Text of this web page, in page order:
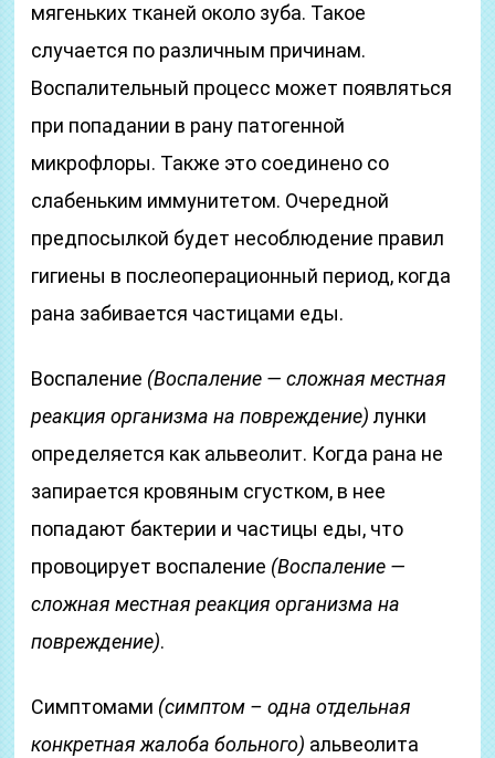
мягеньких тканей около зуба. Такое
случается по различным причинам.
Воспалительный процесс может появляться
при попадании в рану патогенной
микрофлоры. Также это соединено со
слабеньким иммунитетом. Очередной
предпосылкой будет несоблюдение правил
гигиены в послеоперационный период, когда
рана забивается частицами еды.
Воспаление (Воспаление — сложная местная
реакция организма на повреждение) лунки
определяется как альвеолит. Когда рана не
запирается кровяным сгустком, в нее
попадают бактерии и частицы еды, что
провоцирует воспаление (Воспаление —
сложная местная реакция организма на
повреждение).
Симптомами (симптом – одна отдельная
конкретная жалоба больного) альвеолита